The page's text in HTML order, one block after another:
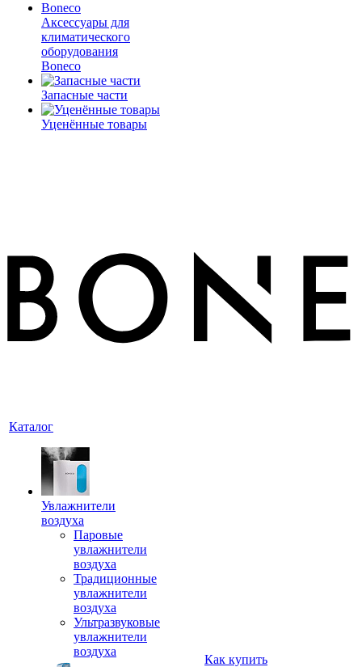
Аксессуары для
климатического
оборудования
Boneco
Запасные части
Уценённые товары
Каталог
Увлажнители
воздуха
Паровые
увлажнители
воздуха
Традиционные
увлажнители
воздуха
Ультразвуковые
увлажнители
воздуха
Как купить